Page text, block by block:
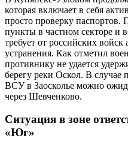
которая включает в себя
просто проверку паспортов.
пункты в частном секторе и
требует от российских
устранения. Как отметил
противнику не удается
берегу реки Оскол. В случае
ВСУ в Заосколье можно
через Шевченково.
Ситуация в зоне
«Юг»